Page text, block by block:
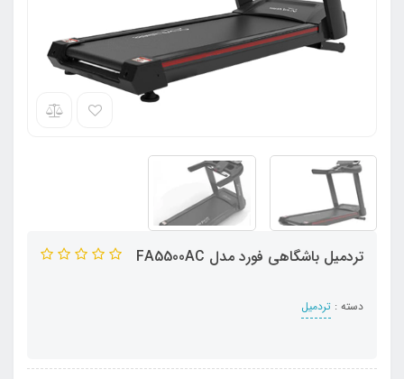
تردمیل باشگاهی فورد مدل FA5500AC
دسته : تردمیل